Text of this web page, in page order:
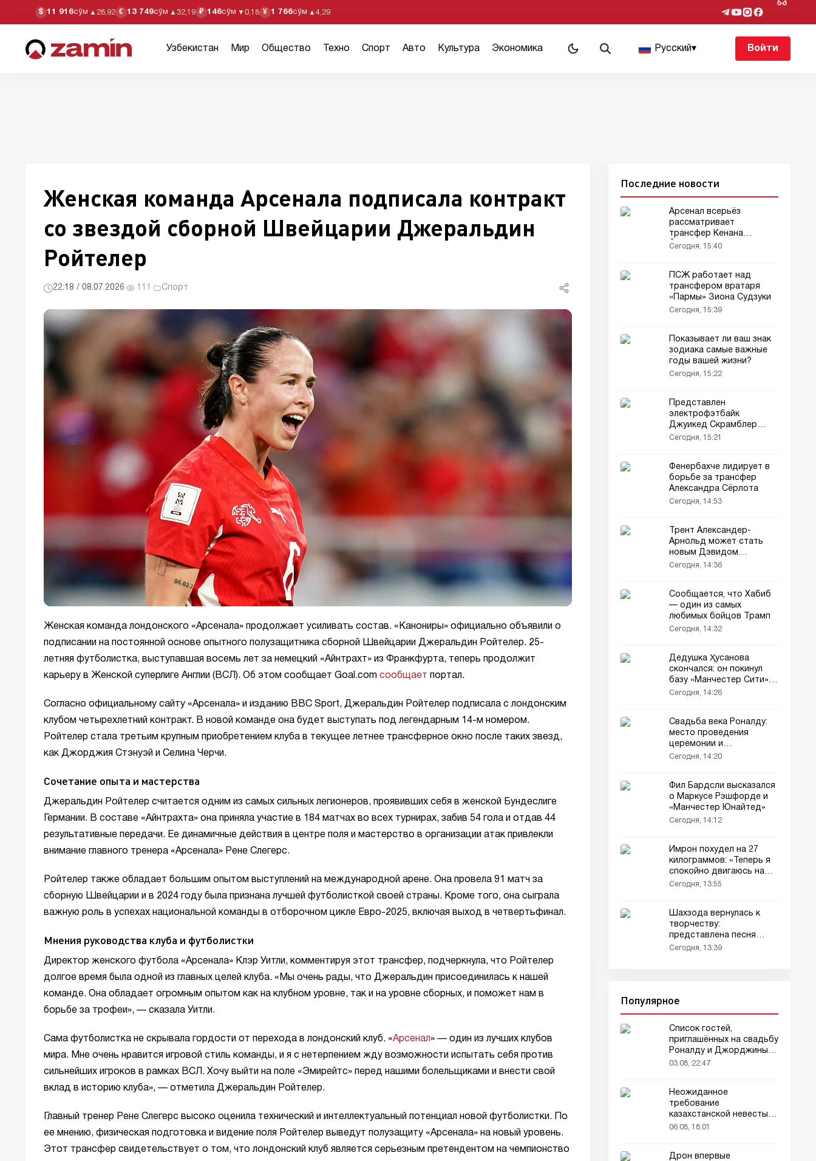
$ 11 916сўм ▲ 28,92 € 13 749сўм ▲ 32,19 ₽ 146сўм ▼ 0,18 ¥ 1 766сўм ▲ 4,29
Узбекистан Мир Общество Техно Спорт Авто Культура Экономика Русский▾ Войти
Женская команда Арсенала подписала контракт
со звездой сборной Швейцарии Джеральдин
Ройтелер
22:18 / 08.07.2026· 111 · Спорт
Женская команда лондонского «Арсенала» продолжает усиливать состав. «Канониры» официально объявили о
подписании на постоянной основе опытного полузащитника сборной Швейцарии Джеральдин Ройтелер. 25-
летняя футболистка, выступавшая восемь лет за немецкий «Айнтрахт» из Франкфурта, теперь продолжит
карьеру в Женской суперлиге Англии (ВСЛ). Об этом сообщает Goal.com сообщает портал.
Согласно официальному сайту «Арсенала» и изданию BBC Sport, Джеральдин Ройтелер подписала с лондонским
клубом четырехлетний контракт. В новой команде она будет выступать под легендарным 14-м номером.
Ройтелер стала третьим крупным приобретением клуба в текущее летнее трансферное окно после таких звезд,
как Джорджия Стэнуэй и Селина Черчи.
Сочетание опыта и мастерства
Джеральдин Ройтелер считается одним из самых сильных легионеров, проявивших себя в женской Бундеслиге
Германии. В составе «Айнтрахта» она приняла участие в 184 матчах во всех турнирах, забив 54 гола и отдав 44
результативные передачи. Ее динамичные действия в центре поля и мастерство в организации атак привлекли
внимание главного тренера «Арсенала» Рене Слегерс.
Ройтелер также обладает большим опытом выступлений на международной арене. Она провела 91 матч за
сборную Швейцарии и в 2024 году была признана лучшей футболисткой своей страны. Кроме того, она сыграла
важную роль в успехах национальной команды в отборочном цикле Евро-2025, включая выход в четвертьфинал.
Мнения руководства клуба и футболистки
Директор женского футбола «Арсенала» Клэр Уитли, комментируя этот трансфер, подчеркнула, что Ройтелер
долгое время была одной из главных целей клуба. «Мы очень рады, что Джеральдин присоединилась к нашей
команде. Она обладает огромным опытом как на клубном уровне, так и на уровне сборных, и поможет нам в
борьбе за трофеи», — сказала Уитли.
Сама футболистка не скрывала гордости от перехода в лондонский клуб. «Арсенал » — один из лучших клубов
мира. Мне очень нравится игровой стиль команды, и я с нетерпением жду возможности испытать себя против
сильнейших игроков в рамках ВСЛ. Хочу выйти на поле «Эмирейтс» перед нашими болельщиками и внести свой
вклад в историю клуба», — отметила Джеральдин Ройтелер.
Главный тренер Рене Слегерс высоко оценила технический и интеллектуальный потенциал новой футболистки. По
ее мнению, физическая подготовка и видение поля Ройтелер выведут полузащиту «Арсенала» на новый уровень.
Этот трансфер свидетельствует о том, что лондонский клуб является серьезным претендентом на чемпионство
Последние новости
Арсенал всерьёз
рассматривает
трансфер Кенана
Йылдыза
Сегодня, 15:40
ПСЖ работает над
трансфером вратаря
«Пармы» Зиона Судзуки
Сегодня, 15:39
Показывает ли ваш знак
зодиака самые важные
годы вашей жизни?
Сегодня, 15:22
Представлен
электрофэтбайк
Джуикед Скрамблер
Хардтаил
Сегодня, 15:21
Фенербахче лидирует в
борьбе за трансфер
Александра Сёрлота
Сегодня, 14:53
Трент Александер-
Арнольд может стать
новым Дэвидом
Бекхэмом в составе
Сегодня, 14:36
Сообщается, что Хабиб
— один из самых
любимых бойцов Трамп
Сегодня, 14:32
Дедушка Ҳусанова
скончался: он покинул
базу «Манчестер Сити»
(видео)
Сегодня, 14:26
Свадьба века Роналду:
место проведения
церемонии и
подробности
Сегодня, 14:20
Фил Бардсли высказался
о Маркусе Рэшфорде и
«Манчестер Юнайтед»
Сегодня, 14:12
Имрон похудел на 27
килограммов: «Теперь я
спокойно двигаюсь на
сцене» (видео)
Сегодня, 13:55
Шахзода вернулась к
творчеству:
представлена песня
«Восхищайся, жизнь
Сегодня, 13:39
Популярное
Список гостей,
приглашённых на свадьбу
Роналду и Джорджины,
вызвал ажиотаж
03.08, 22:47
Неожиданное
требование
казахстанской невесты в
качестве махра удивило
06.08, 18:01
Дрон впервые